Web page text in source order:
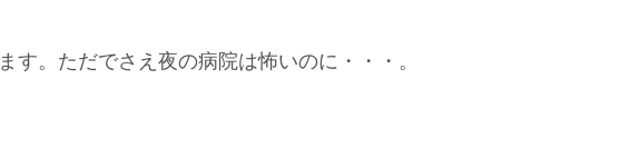
す。ただでさえ夜の病院は怖いのに・・・。